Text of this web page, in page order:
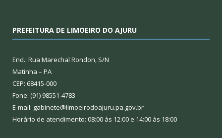
PREFEITURA DE LIMOEIRO DO AJURU
End.: Rua Marechal Rondon, S/N
Matinha – PA
CEP: 68415-000
Fone: (91) 98551-4783
E-mail: gabinete@limoeirodoajuru.pa.gov.br
Horário de atendimento: 08:00 às 12:00 e 14:00 às 18:00